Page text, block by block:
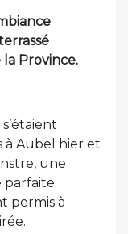
Province.
à Aubel hier et
une
parfaite
permis à